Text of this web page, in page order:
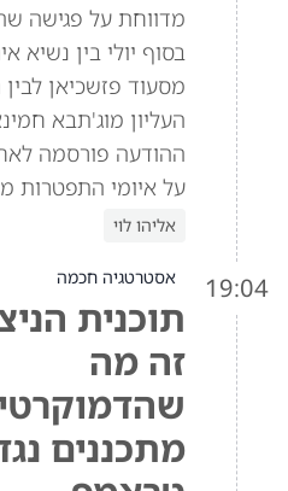
מדווחת על פגישה
בסוף יולי בין נשיא
מסעוד פזשכיאן לבין
העליון מוג'תבא
ההודעה פורסמה
על איומי התפטרות
אליהו לוי
19:04 אסטרטגיה חכמה
תוכנית
זה מה
מתכננים